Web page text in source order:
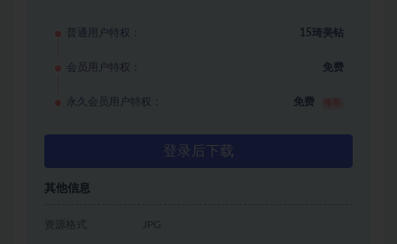
普通用户特权： 15琦美钻
会员用户特权： 免费
永久会员用户特权： 免费
登录后下载
其他信息
资源格式 JPG